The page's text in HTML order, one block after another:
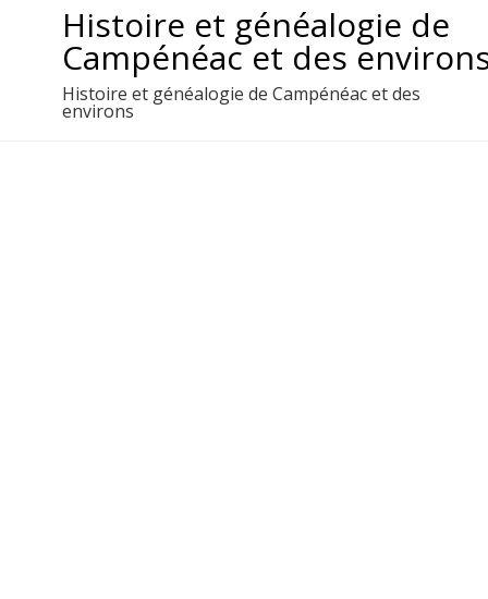
contenu
Histoire et généalogie de
Campénéac et des
Histoire et généalogie de Campénéac et des
environs